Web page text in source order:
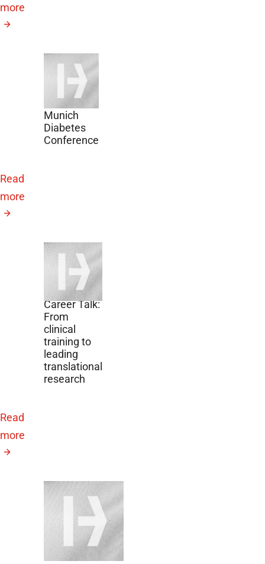
21, 2026
Helmholtz
Munich
Diabetes
Conference
more
September
10, 2026
DZG
Lunchtime
Career Talk:
From
clinical
training to
leading
translational
research
Read
more
August 21, 2026
GAIN26
Jahreskonferenz
Read
more